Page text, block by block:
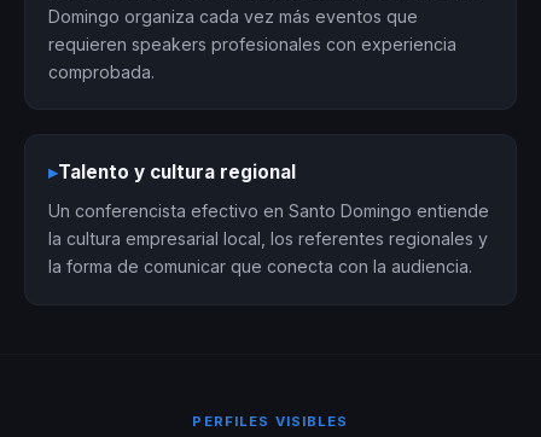
Domingo organiza cada vez más eventos que
requieren speakers profesionales con experiencia
comprobada.
▸Talento y cultura regional
Un conferencista efectivo en Santo Domingo entiende
la cultura empresarial local, los referentes regionales y
la forma de comunicar que conecta con la audiencia.
PERFILES VISIBLES